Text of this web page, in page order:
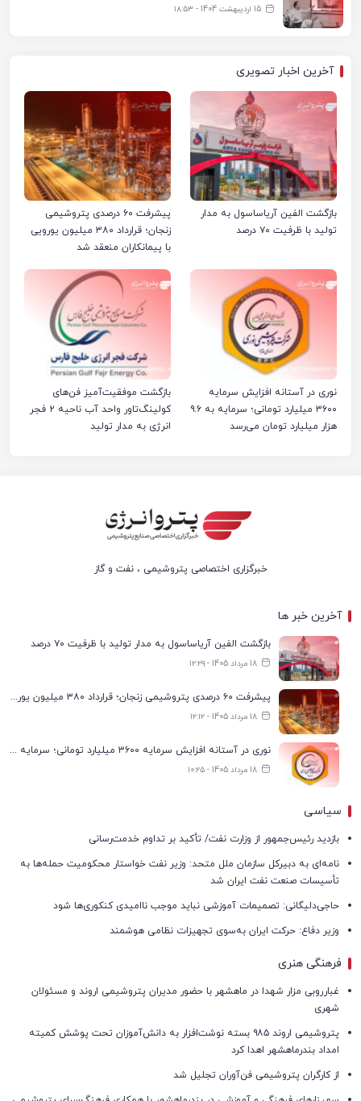
15 اردیبهشت 1404 - ۱۸:۵۳
آخرین اخبار تصویری
بازگشت الفین آریاساسول به مدار
تولید با ظرفیت ۷۰ درصد
پیشرفت ۶۰ درصدی پتروشیمی
زنجان؛ قرارداد ۳۸۰ میلیون یورویی
با پیمانکاران منعقد شد
نوری در آستانه افزایش سرمایه
۳۶۰۰ میلیارد تومانی؛ سرمایه به ۹.۶
هزار میلیارد تومان می‌رسد
بازگشت موفقیت‌آمیز فن‌های
کولینگ‌تاور واحد آب ناحیه ۲ فجر
انرژی به مدار تولید
خبرگزاری اختصاصی پتروشیمی ، نفت و گاز
آخرین خبر ها
بازگشت الفین آریاساسول به مدار تولید با ظرفیت ۷۰ درصد
18 مرداد 1405 - ۱۲:۲۹
پیشرفت ۶۰ درصدی پتروشیمی زنجان؛ قرارداد ۳۸۰ میلیون یورویی با پیمانکاران منعقد شد
18 مرداد 1405 - ۱۲:۱۲
نوری در آستانه افزایش سرمایه ۳۶۰۰ میلیارد تومانی؛ سرمایه به ۹.۶ هزار میلیارد تومان می‌رسد
18 مرداد 1405 - ۱۰:۲۵
سیاسی
بازدید رئیس‌جمهور از وزارت نفت/ تأکید بر تداوم خدمت‌رسانی
نامه‌ای به دبیرکل سازمان ملل متحد: وزیر نفت خواستار محکومیت حمله‌ها به
تأسیسات صنعت نفت ایران شد
حاجی‌دلیگانی: تصمیمات آموزشی نباید موجب ناامیدی کنکوری‌ها شود
وزیر دفاع: حرکت ایران به‌سوی تجهیزات نظامی هوشمند
فرهنگی هنری
غبارروبی مزار شهدا در ماهشهر با حضور مدیران پتروشیمی اروند و مسئولان
شهری
پتروشیمی اروند ۹۸۵ بسته نوشت‌افزار به دانش‌آموزان تحت پوشش کمیته
امداد بندرماهشهر اهدا کرد
از کارگران پتروشیمی فن‌آوران تجلیل شد